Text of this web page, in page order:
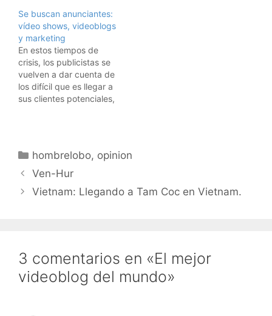
castellano: MobuzzTV:
Sin duda el mejor
videoblog en español.
Vídeos diarios, con las
novedades del día. Bien
realizados y con
presentadora
guapetona. Tema:
Se buscan anunciantes:
vídeo shows, videoblogs
y marketing
En estos tiempos de
crisis, los publicistas se
vuelven a dar cuenta de
los difícil que es llegar a
sus clientes potenciales,
sociales, bombardean
blogs con comunicados
dinerales en publicidad…
Categorías
hombrelobo, opinion
Ven-Hur
Vietnam: Llegando a Tam Coc en Vietnam.
3 comentarios en «El mejor
videoblog del mundo»